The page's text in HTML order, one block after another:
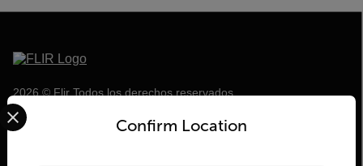
2026 © Flir Todos los derechos reservados.
Confirm Location
Select your preferred country and language from the